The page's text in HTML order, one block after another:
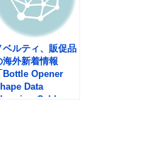
ベルティ、販促品
海外新着情報
Bottle Opener
Data
Cable」